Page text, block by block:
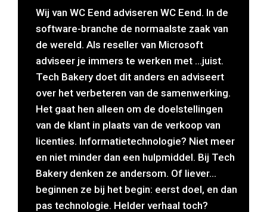
Wij van WC Eend adviseren WC Eend. In de
software-branche de normaalste zaak van
de wereld. Als reseller van Microsoft
adviseer je immers te werken met ...juist.
Tech Bakery doet dit anders en adviseert
over het verbeteren van de samenwerking.
Het gaat hen alleen om de doelstellingen
van de klant in plaats van de verkoop van
licenties. Informatietechnologie? Niet meer
en niet minder dan een hulpmiddel. Bij Tech
Bakery denken ze andersom. Of liever…
beginnen ze bij het begin: eerst doel, en dan
pas technologie. Helder verhaal toch?